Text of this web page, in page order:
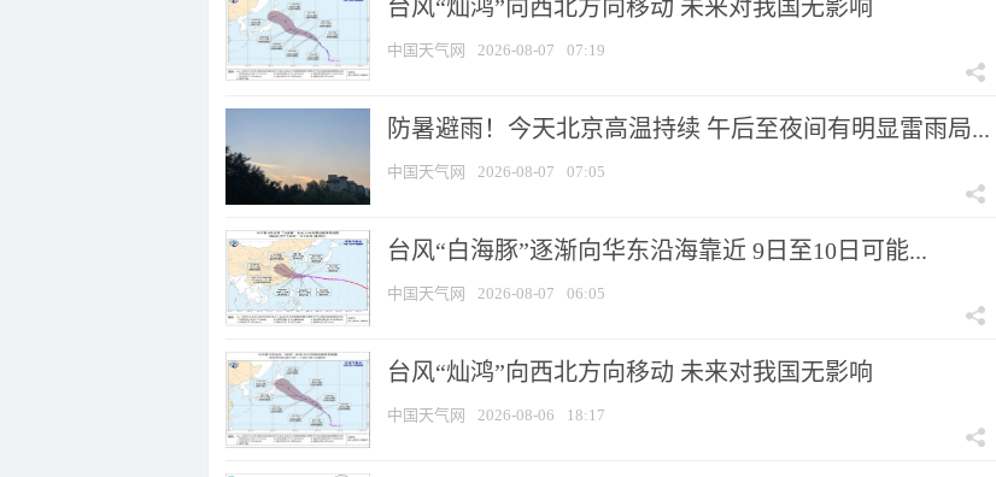
台风“灿鸿”向西北方向移动 未来对我国无影响
中国天气网 2026-08-07 07:19
防暑避雨！今天北京高温持续 午后至夜间有明显雷雨局...
中国天气网 2026-08-07 07:05
台风“白海豚”逐渐向华东沿海靠近 9日至10日可能...
中国天气网 2026-08-07 06:05
台风“灿鸿”向西北方向移动 未来对我国无影响
中国天气网 2026-08-06 18:17